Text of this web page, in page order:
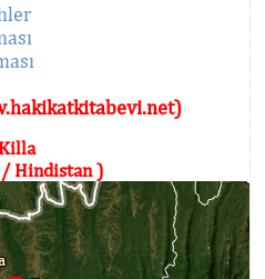
Killa
Hindistan )